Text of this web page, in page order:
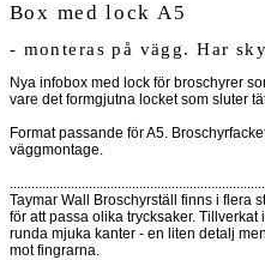
Box med lock A5
- monteras på vägg. Har
Nya infobox med lock för broschyrer
vare det formgjutna locket som sluter
Format passande för A5.
väggmontage.
Taymar Wall Broschyrställ finns i flera
för att passa olika trycksaker.
runda mjuka kanter - en liten detalj
mot fingrarna.